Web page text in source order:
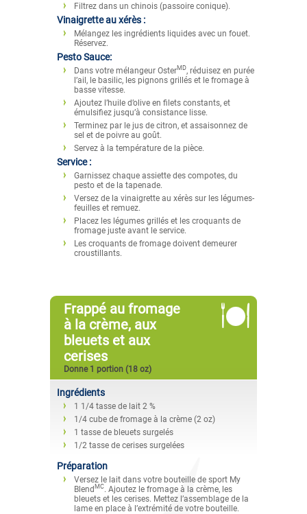
Filtrez dans un chinois (passoire conique).
Vinaigrette au xérès :
Mélangez les ingrédients liquides avec un fouet.
Réservez.
Pesto Sauce:
Dans votre mélangeur OsterMD, réduisez en purée
l’ail, le basilic, les pignons grillés et le fromage à
basse vitesse.
Ajoutez l’huile d’olive en filets constants, et
émulsifiez jusqu’à consistance lisse.
Terminez par le jus de citron, et assaisonnez de
sel et de poivre au goût.
Servez à la température de la pièce.
Service :
Garnissez chaque assiette des compotes, du
pesto et de la tapenade.
Versez de la vinaigrette au xérès sur les légumes-
feuilles et remuez.
Placez les légumes grillés et les croquants de
fromage juste avant le service.
Les croquants de fromage doivent demeurer
croustillants.
Frappé au fromage
à la crème, aux
bleuets et aux
cerises
Donne 1 portion (18 oz)
Ingrédients
1 1/4 tasse de lait 2 %
1/4 cube de fromage à la crème (2 oz)
1 tasse de bleuets surgelés
1/2 tasse de cerises surgelées
Préparation
Versez le lait dans votre bouteille de sport My
Blend MC. Ajoutez le fromage à la crème, les
bleuets et les cerises. Mettez l’assemblage de la
lame en place à l’extrémité de votre bouteille.